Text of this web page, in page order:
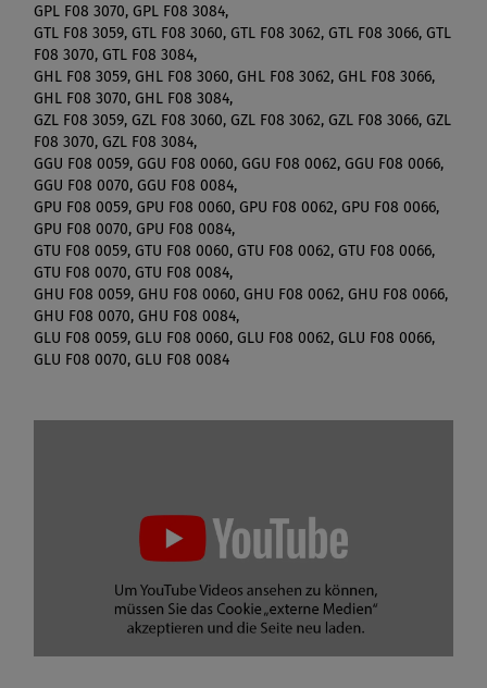
GPL F08 3070, GPL F08 3084,
GTL F08 3059, GTL F08 3060, GTL F08 3062, GTL F08 3066, GTL
F08 3070, GTL F08 3084,
GHL F08 3059, GHL F08 3060, GHL F08 3062, GHL F08 3066,
GHL F08 3070, GHL F08 3084,
GZL F08 3059, GZL F08 3060, GZL F08 3062, GZL F08 3066, GZL
F08 3070, GZL F08 3084,
GGU F08 0059, GGU F08 0060, GGU F08 0062, GGU F08 0066,
GGU F08 0070, GGU F08 0084,
GPU F08 0059, GPU F08 0060, GPU F08 0062, GPU F08 0066,
GPU F08 0070, GPU F08 0084,
GTU F08 0059, GTU F08 0060, GTU F08 0062, GTU F08 0066,
GTU F08 0070, GTU F08 0084,
GHU F08 0059, GHU F08 0060, GHU F08 0062, GHU F08 0066,
GHU F08 0070, GHU F08 0084,
GLU F08 0059, GLU F08 0060, GLU F08 0062, GLU F08 0066,
GLU F08 0070, GLU F08 0084